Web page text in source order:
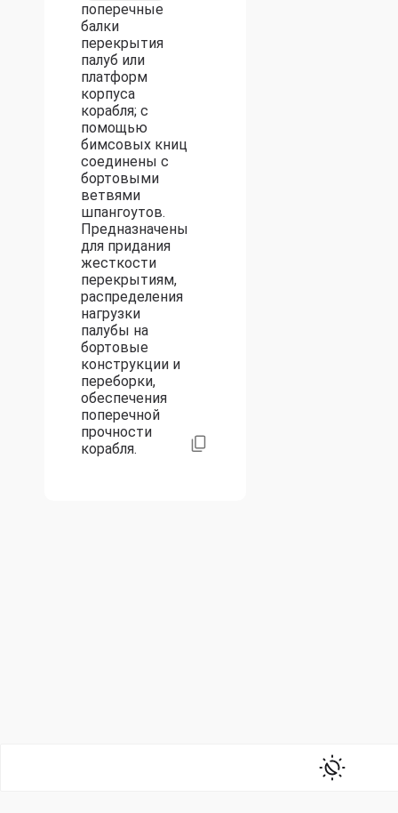
поперечные
балки
перекрытия
палуб или
платформ
корпуса
корабля; с
помощью
бимсовых книц
соединены с
бортовыми
ветвями
шпангоутов.
Предназначены
для придания
жесткости
перекрытиям,
распределения
нагрузки
палубы на
бортовые
конструкции и
переборки,
обеспечения
поперечной
прочности
корабля.